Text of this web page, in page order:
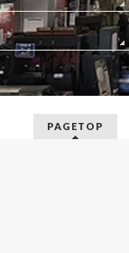
PAGETOP